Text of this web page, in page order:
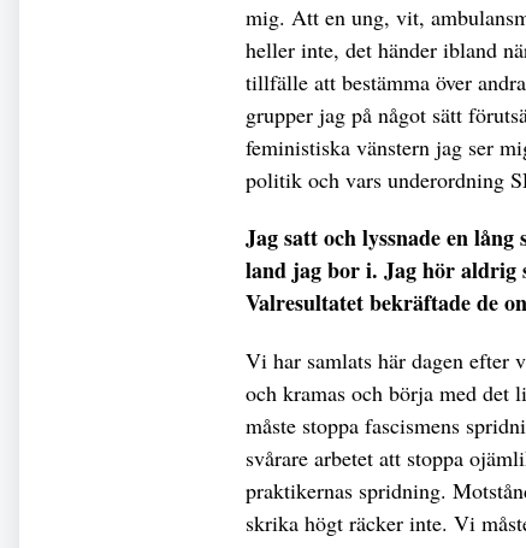
mig. Att en ung, vit,
heller inte, det händer ibland
tillfälle att bestämma över
grupper jag på något sätt
feministiska vänstern jag ser
politik och vars underordning
Jag satt och lyssnade en
land jag bor i. Jag hör aldrig
Valresultatet bekräftade de
Vi har samlats här dagen efter
och kramas och börja med det
måste stoppa fascismens
svårare arbetet att stoppa
praktikernas spridning.
skrika högt räcker inte. Vi